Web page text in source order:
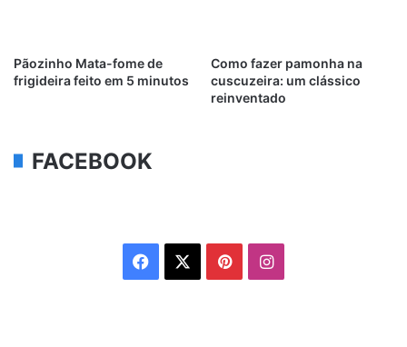
Pãozinho Mata-fome de
frigideira feito em 5 minutos
Como fazer pamonha na
cuscuzeira: um clássico
reinventado
FACEBOOK
Facebook PinterestInstagram